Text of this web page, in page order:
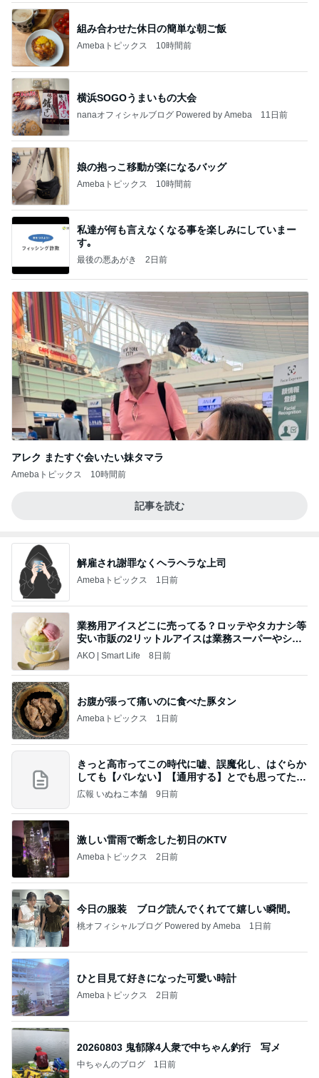
組み合わせた休日の簡単な朝ご飯
Amebaトピックス 10時間前
横浜SOGOうまいもの大会
nanaオフィシャルブログ Powered by Ameba 11日前
娘の抱っこ移動が楽になるバッグ
Amebaトピックス 10時間前
私達が何も言えなくなる事を楽しみにしていまー
す｡
最後の悪あがき 2日前
アレク またすぐ会いたい妹タマラ
Amebaトピックス 10時間前
記事を読む
解雇され謝罪なくヘラヘラな上司
Amebaトピックス 1日前
業務用アイスどこに売ってる？ロッテやタカナシ等
安い市販の2リットルアイスは業務スーパーやシャ
トレ
AKO | Smart Life 8日前
お腹が張って痛いのに食べた豚タン
Amebaトピックス 1日前
きっと高市ってこの時代に嘘、誤魔化し、はぐらか
しても【バレない】【通用する】とでも思ってたん
だろ
広報 いぬねこ本舗 9日前
激しい雷雨で断念した初日のKTV
Amebaトピックス 2日前
今日の服装 ブログ読んでくれてて嬉しい瞬間。
桃オフィシャルブログ Powered by Ameba 1日前
ひと目見て好きになった可愛い時計
Amebaトピックス 2日前
20260803 鬼郁隊4人衆で中ちゃん釣行 写メ
中ちゃんのブログ 1日前